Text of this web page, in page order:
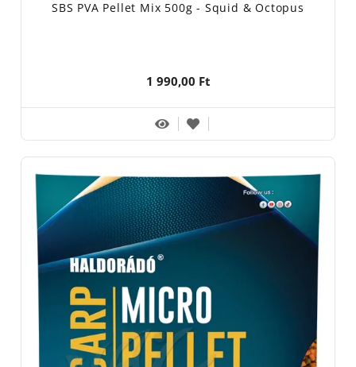
SBS PVA Pellet Mix 500g - Squid & Octopus
1 990,00 Ft